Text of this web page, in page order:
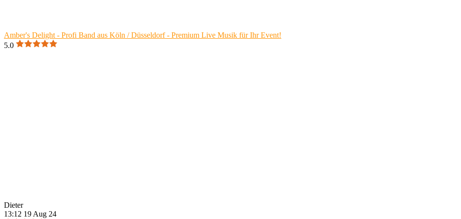
Amber's Delight - Profi Band aus Köln / Düsseldorf - Premium Live Musik für Ihr Event!
5.0
Dieter
13:12 19 Aug 24